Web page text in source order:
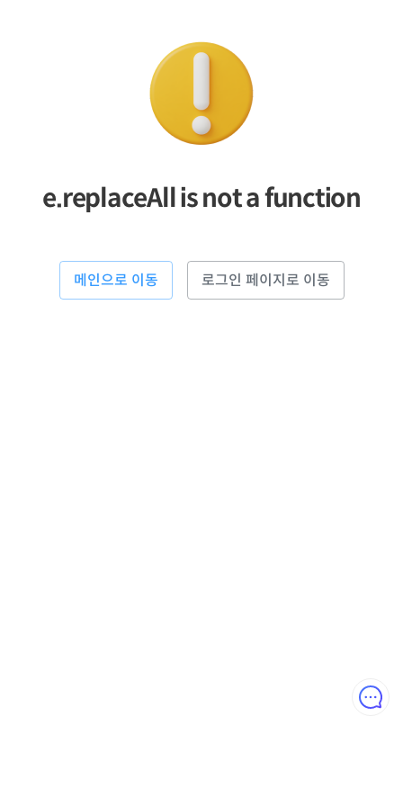
e.replaceAll is not a function
메인으로 이동 로그인 페이지로 이동